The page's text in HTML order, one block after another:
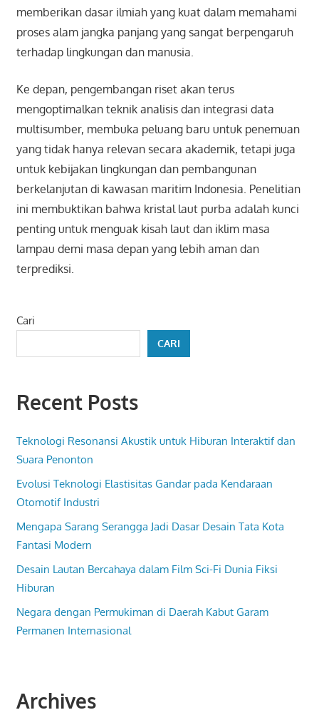
memberikan dasar ilmiah yang kuat dalam memahami
proses alam jangka panjang yang sangat berpengaruh
terhadap lingkungan dan manusia.
Ke depan, pengembangan riset akan terus
mengoptimalkan teknik analisis dan integrasi data
multisumber, membuka peluang baru untuk penemuan
yang tidak hanya relevan secara akademik, tetapi juga
untuk kebijakan lingkungan dan pembangunan
berkelanjutan di kawasan maritim Indonesia. Penelitian
ini membuktikan bahwa kristal laut purba adalah kunci
penting untuk menguak kisah laut dan iklim masa
lampau demi masa depan yang lebih aman dan
terprediksi.
Cari
CARI
Recent Posts
Teknologi Resonansi Akustik untuk Hiburan Interaktif dan
Suara Penonton
Evolusi Teknologi Elastisitas Gandar pada Kendaraan
Otomotif Industri
Mengapa Sarang Serangga Jadi Dasar Desain Tata Kota
Fantasi Modern
Desain Lautan Bercahaya dalam Film Sci-Fi Dunia Fiksi
Hiburan
Negara dengan Permukiman di Daerah Kabut Garam
Permanen Internasional
Archives